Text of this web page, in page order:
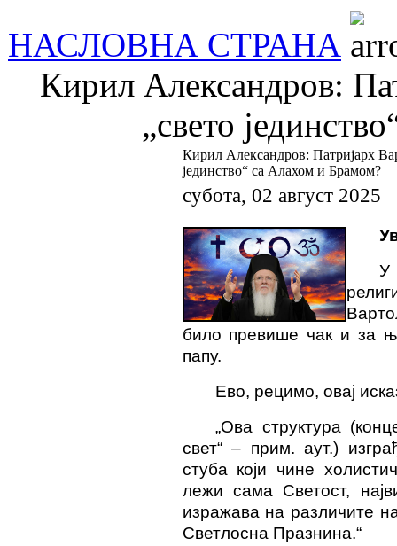
НАСЛОВНА СТРАНА
Кирил Александров:
„свето
Кирил Александров: Патријарх
јединство“ са Алахом и Брамом?
субота, 02 август 2025
У
било превише чак и за
папу.
Ево, рецимо, овај
„Ова структура
свет“ – прим. аут.)
стуба који чине
лежи сама Светост,
изражава на различите
Светлосна Празнина.“